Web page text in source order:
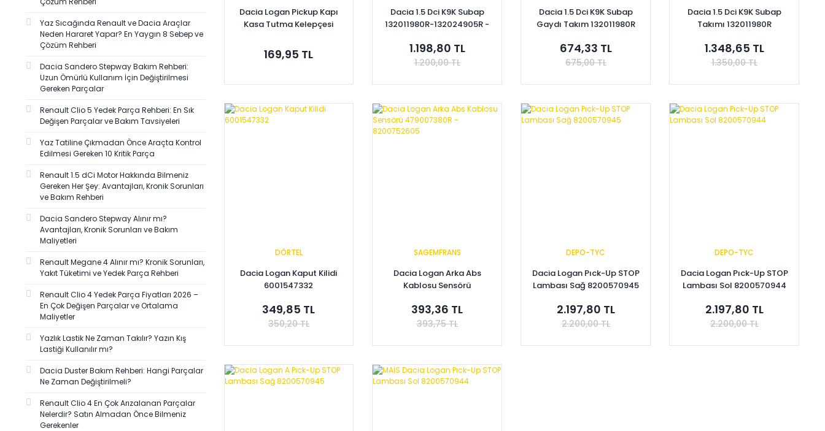
Yaz Sıcağında Renault ve Dacia Araçlar
Neden Hararet Yapar? En Yaygın 8 Sebep ve
Çözüm Rehberi
Dacia Sandero Stepway Bakım Rehberi:
Uzun Ömürlü Kullanım İçin Değiştirilmesi
Gereken Parçalar
Renault Clio 5 Yedek Parça Rehberi: En Sık
Değişen Parçalar ve Bakım Tavsiyeleri
Yaz Tatiline Çıkmadan Önce Araçta Kontrol
Edilmesi Gereken 10 Kritik Parça
Renault 1.5 dCi Motor Hakkında Bilmeniz
Gereken Her Şey: Avantajları, Kronik Sorunları
ve Bakım Rehberi
Dacia Sandero Stepway Alınır mı?
Avantajları, Kronik Sorunları ve Bakım
Maliyetleri
Renault Megane 4 Alınır mı? Kronik Sorunları,
Yakıt Tüketimi ve Yedek Parça Rehberi
Renault Clio 4 Yedek Parça Fiyatları 2026 –
En Çok Değişen Parçalar ve Ortalama
Maliyetler
Yazlık Lastik Ne Zaman Takılır? Yazın Kış
Lastiği Kullanılır mı?
Dacia Duster Bakım Rehberi: Hangi Parçalar
Ne Zaman Değiştirilmeli?
Renault Clio 4 En Çok Arızalanan Parçalar
Nelerdir? Satın Almadan Önce Bilmeniz
Gerekenler
Dacia Logan Pickup Kapı
Kasa Tutma Kelepçesi
169,95 TL
Sepete Ekle
Dacia 1.5 Dci K9K Subap
132011980R-132024905R -
1.198,80 TL
1.200,00 TL
Sepete Ekle
Dacia 1.5 Dci K9K Subap
Gaydı Takım 132011980R
674,33 TL
675,00 TL
Sepete Ekle
Dacia 1.5 Dci K9K Subap
Takımı 132011980R
1.348,65 TL
1.350,00 TL
Sepete Ekle
DÖRTEL
Dacia Logan Kaput Kilidi
6001547332
349,85 TL
350,20 TL
Sepete Ekle
SAGEMFRANS
Dacia Logan Arka Abs
Kablosu Sensörü
8200752605
393,36 TL
393,75 TL
Sepete Ekle
DEPO-TYC
Dacia Logan Pıck-Up STOP
Lambası Sağ 8200570945
2.197,80 TL
2.200,00 TL
DEPO-TYC
Dacia Logan Pıck-Up STOP
Lambası Sol 8200570944
2.197,80 TL
2.200,00 TL